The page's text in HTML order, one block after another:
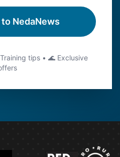
NedaNews
tips • 🌊 Exclusive